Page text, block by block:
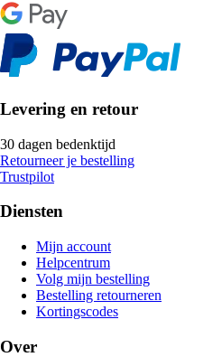
Levering en retour
30 dagen bedenktijd
Retourneer je bestelling
Trustpilot
Diensten
Mijn account
Helpcentrum
Volg mijn bestelling
Bestelling retourneren
Kortingscodes
Over